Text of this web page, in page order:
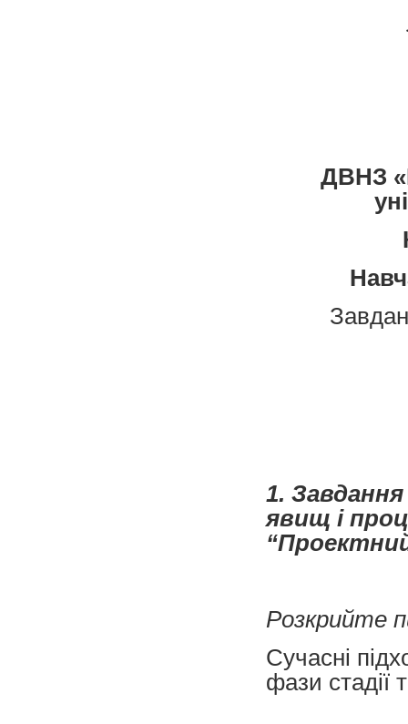
ДВНЗ
1.
явищ і
Розкрийте
Сучасні
фази стадії